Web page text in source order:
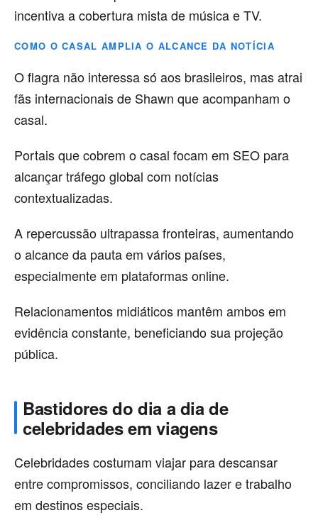
incentiva a cobertura mista de música e TV.
COMO O CASAL AMPLIA O ALCANCE DA NOTÍCIA
O flagra não interessa só aos brasileiros, mas atrai
fãs internacionais de Shawn que acompanham o
casal.
Portais que cobrem o casal focam em SEO para
alcançar tráfego global com notícias
contextualizadas.
A repercussão ultrapassa fronteiras, aumentando
o alcance da pauta em vários países,
especialmente em plataformas online.
Relacionamentos midiáticos mantêm ambos em
evidência constante, beneficiando sua projeção
pública.
Bastidores do dia a dia de
celebridades em viagens
Celebridades costumam viajar para descansar
entre compromissos, conciliando lazer e trabalho
em destinos especiais.